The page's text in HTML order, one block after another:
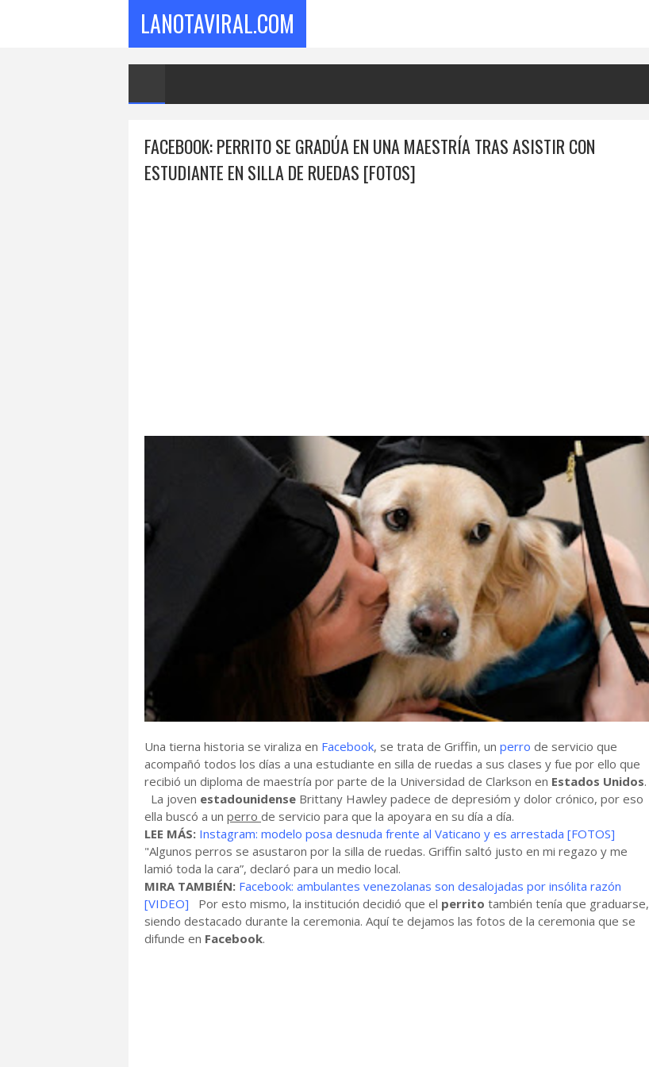
LANOTAVIRAL.COM
FACEBOOK: PERRITO SE GRADÚA EN UNA MAESTRÍA TRAS ASISTIR CON
ESTUDIANTE EN SILLA DE RUEDAS [FOTOS]
Una tierna historia se viraliza en Facebook, se trata de Griffin, un perro de servicio que
acompañó todos los días a una estudiante en silla de ruedas a sus clases y fue por ello que
recibió un diploma de maestría por parte de la Universidad de Clarkson en Estados Unidos.
La joven estadounidense Brittany Hawley padece de depresióm y dolor crónico, por eso
ella buscó a un perro de servicio para que la apoyara en su día a día.
LEE MÁS: Instagram: modelo posa desnuda frente al Vaticano y es arrestada [FOTOS]
"Algunos perros se asustaron por la silla de ruedas. Griffin saltó justo en mi regazo y me
lamió toda la cara”, declaró para un medio local.
MIRA TAMBIÉN: Facebook: ambulantes venezolanas son desalojadas por insólita razón
[VIDEO] Por esto mismo, la institución decidió que el perrito también tenía que graduarse,
siendo destacado durante la ceremonia. Aquí te dejamos las fotos de la ceremonia que se
difunde en Facebook.